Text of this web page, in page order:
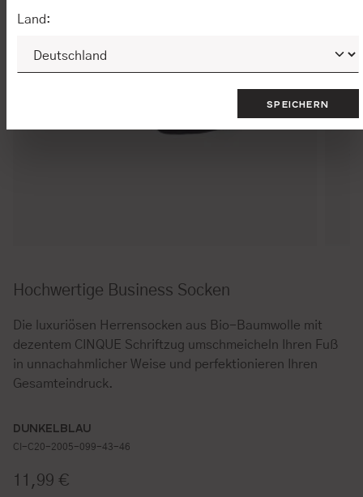
Hochwertige Business Socken
Die luxuriösen Herrensocken aus Bio-Baumwolle mit
dezentem CINQUE Schriftzug umschmeicheln Ihren Fuß
in unnachahmlicher Weise und perfektionieren Ihren
Gesamteindruck.
DUNKELBLAU
CI-C20-2005-099-43-46
Regulärer Preis:
11,99 €
Land:
SPEICHERN